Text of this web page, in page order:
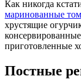
Как никогда
маринованные
хрустящие
приготовленные
Постные